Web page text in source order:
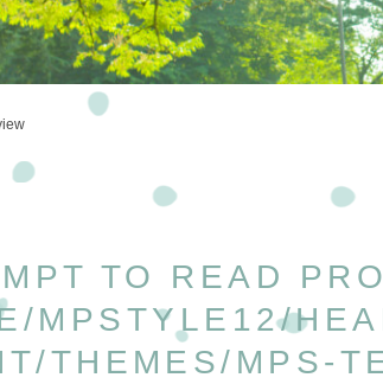
TO READ
MPSTYLE12/
THEMES/MPS-